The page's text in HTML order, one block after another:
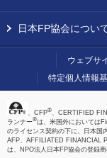
日本FP協会につい
ウェブサ
特定個人情報
、CFP®、CERTIFIED
ランナー®は、米国外においては
のライセンス契約の下に、日本国
AFP、AFFILIATED FINANCIAL
は、NPO法人日本FP協会の登録商